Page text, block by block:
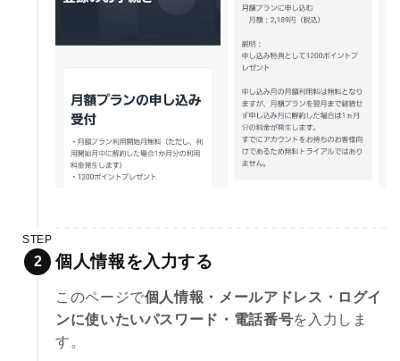
STEP
個人情報を入力する
このページで個人情報・メールアドレス・ログイ
ンに使いたいパスワード・電話番号を入力しま
す。